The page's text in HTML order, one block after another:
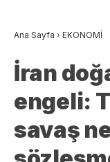
Ana Sayfa › EKONOMİ
İran
engeli:
savaş